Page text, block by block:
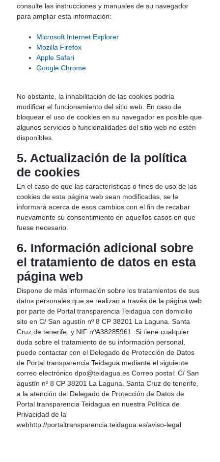
consulte las instrucciones y manuales de su navegador
para ampliar esta información:
Microsoft Internet Explorer
Mozilla Firefox
Apple Safari
Google Chrome
No obstante, la inhabilitación de las cookies podría
modificar el funcionamiento del sitio web. En caso de
bloquear el uso de cookies en su navegador es posible que
algunos servicios o funcionalidades del sitio web no estén
disponibles.
5. Actualización de la política
de cookies
En el caso de que las características o fines de uso de las
cookies de esta página web sean modificadas, se le
informará acerca de esos cambios con el fin de recabar
nuevamente su consentimiento en aquellos casos en que
fuese necesario.
6. Información adicional sobre
el tratamiento de datos en esta
página web
Dispone de más información sobre los tratamientos de sus
datos personales que se realizan a través de la página web
por parte de Portal transparencia Teidagua con domicilio
sito en C/ San agustín nº 8 CP 38201 La Laguna. Santa
Cruz de tenerife. y NIF nºA38285961. Si tiene cualquier
duda sobre el tratamiento de su información personal,
puede contactar con el Delegado de Protección de Datos
de Portal transparencia Teidagua mediante el siguiente
correo electrónico dpo@teidagua.es Correo postal: C/ San
agustín nº 8 CP 38201 La Laguna. Santa Cruz de tenerife,
a la atención del Delegado de Protección de Datos de
Portal transparencia Teidagua en nuestra Política de
Privacidad de la
webhttp://portaltransparencia.teidagua.es/aviso-legal